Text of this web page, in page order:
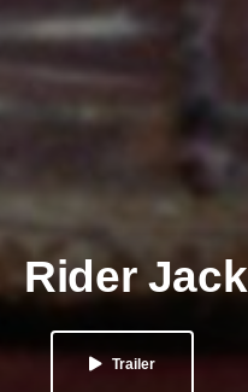
Rider Jack
Trailer